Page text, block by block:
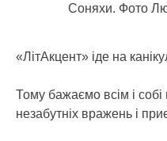
Соняхи. Фото
«ЛітАкцент» іде на
Тому бажаємо всім і собі
незабутніх вражень і